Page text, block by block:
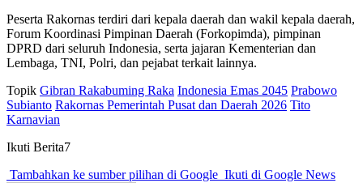
Peserta Rakornas terdiri dari kepala daerah dan wakil kepala daerah,
Forum Koordinasi Pimpinan Daerah (Forkopimda), pimpinan
DPRD dari seluruh Indonesia, serta jajaran Kementerian dan
Lembaga, TNI, Polri, dan pejabat terkait lainnya.
Topik Gibran Rakabuming Raka Indonesia Emas 2045 Prabowo
Subianto Rakornas Pemerintah Pusat dan Daerah 2026 Tito
Karnavian
Ikuti Berita7
Tambahkan ke sumber pilihan di Google Ikuti di Google News